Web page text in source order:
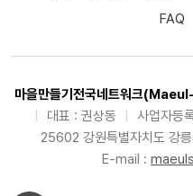
FAQ
마을만들기전국네트워크
대표 : 권상동 사업자
25602 강원특별자치도 강
E-mail :